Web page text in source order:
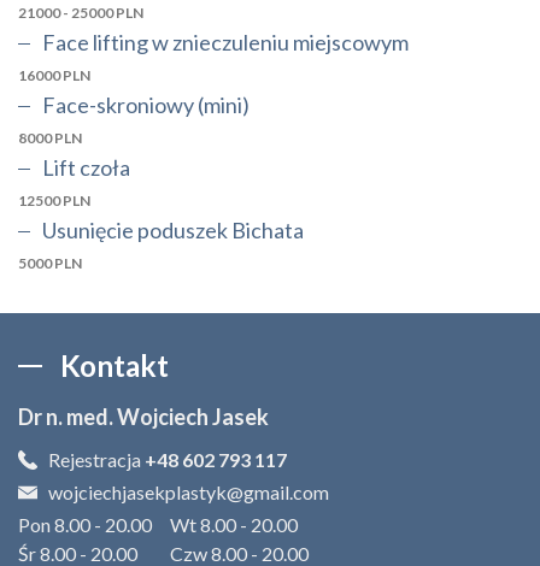
21000 - 25000 PLN
Face lifting w znieczuleniu miejscowym
16000 PLN
Face-skroniowy (mini)
8000 PLN
Lift czoła
12500 PLN
Usunięcie poduszek Bichata
5000 PLN
Kontakt
Dr n. med. Wojciech Jasek
Rejestracja +48 602 793 117
wojciechjasekplastyk@gmail.com
Pon 8.00 - 20.00 Wt 8.00 - 20.00
Śr 8.00 - 20.00 Czw 8.00 - 20.00